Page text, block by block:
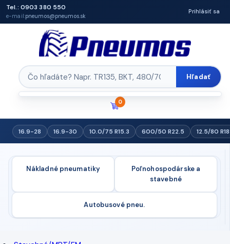
Tel.: 0903 380 550
e-mail:pneumos@pneumos.sk
Prihlásiť sa
Hľadať
0
16.9-28 16.9-30 10.0/75 R15.3 600/50 R22.5 12.5/80 R18
Nákladné pneumatiky
Poľnohospodárske a
stavebné
Autobusové pneu.